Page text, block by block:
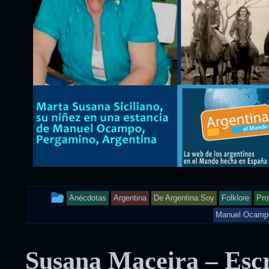
This
posted
Anécdotas Argentina De Argentina Soy Folklore
Manuel
Susana Maceira –